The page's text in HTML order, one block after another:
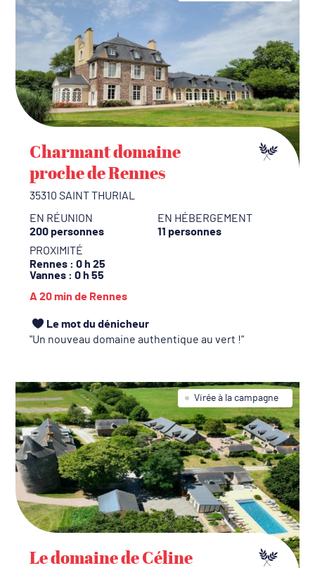
Charmant domaine
proche de Rennes
35310 SAINT THURIAL
EN RÉUNION
200 personnes
EN HÉBERGEMENT
11 personnes
PROXIMITÉ
Rennes : 0 h 25
Vannes : 0 h 55
A 20 min de Rennes
Le mot du dénicheur
Un nouveau domaine authentique au vert !
Virée à la campagne
Le domaine de Céline